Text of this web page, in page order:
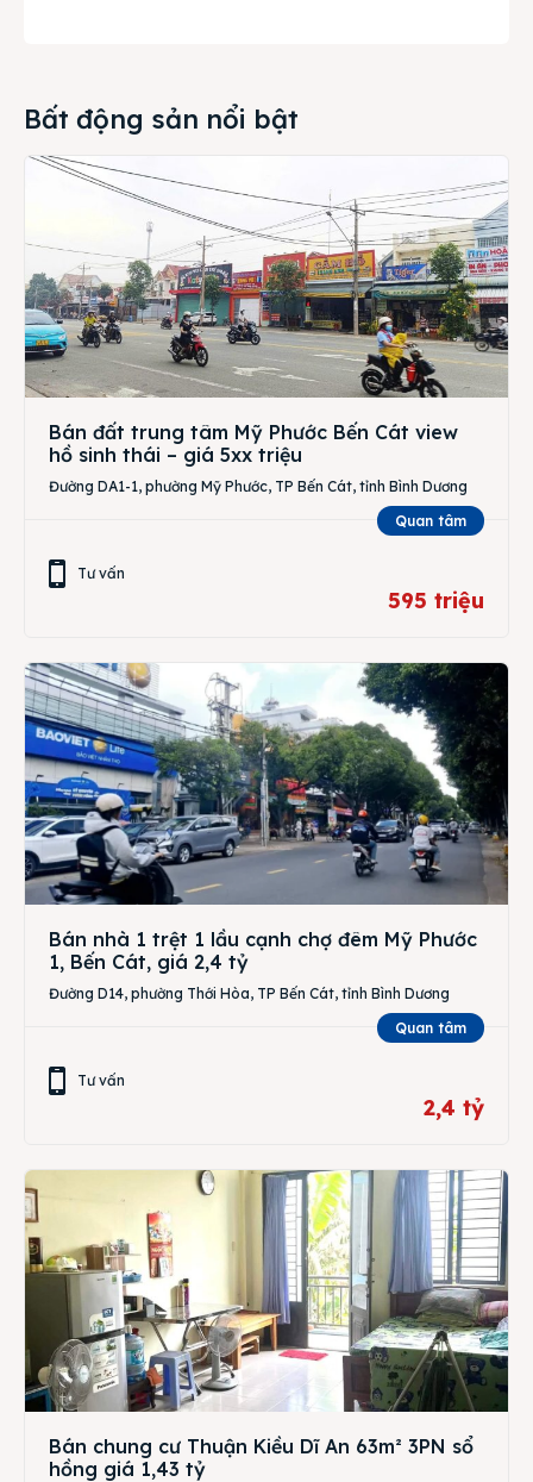
Bất động sản nổi bật
Bán đất trung tâm Mỹ Phước Bến Cát view
hồ sinh thái – giá 5xx triệu
Đường DA1-1, phường Mỹ Phước, TP Bến Cát, tỉnh Bình Dương
Quan tâm
Tư vấn
595 triệu
Bán nhà 1 trệt 1 lầu cạnh chợ đêm Mỹ Phước
1, Bến Cát, giá 2,4 tỷ
Đường D14, phường Thới Hòa, TP Bến Cát, tỉnh Bình Dương
Quan tâm
Tư vấn
2,4 tỷ
Bán chung cư Thuận Kiều Dĩ An 63m² 3PN sổ
hồng giá 1,43 tỷ